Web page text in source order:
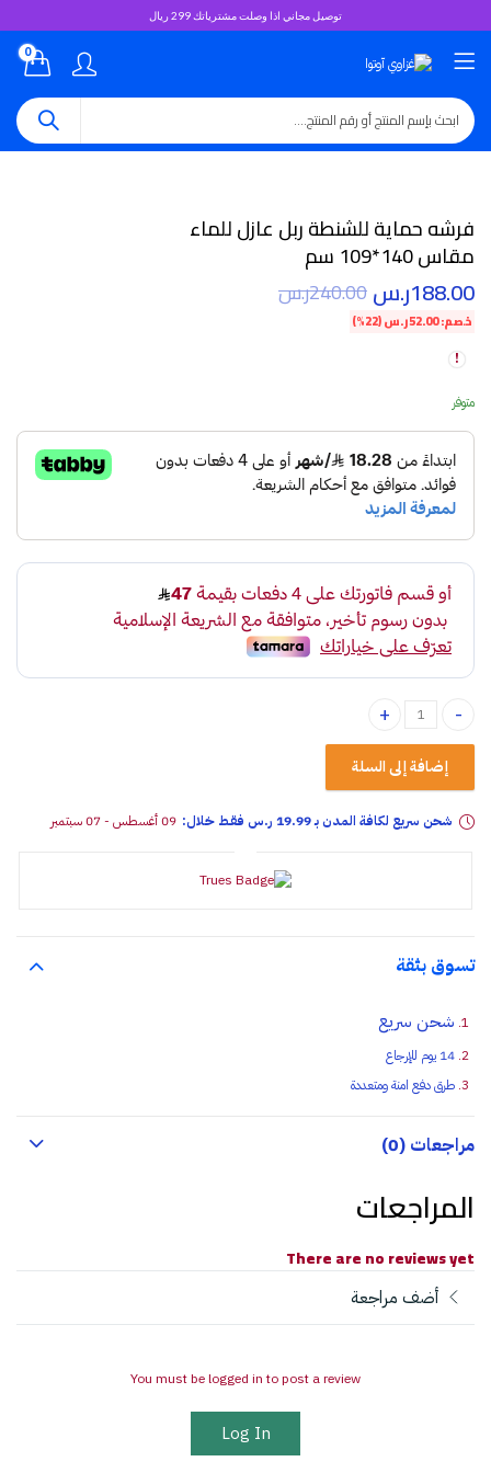
توصيل مجاني اذا وصلت مشترياتك 299 ريال
0
فرشه حماية للشنطة ربل عازل للماء
مقاس 140*109 سم
188.00ر.س240.00ر.س
خصم:52.00ر.س(22%)
متوفر
فرشه حماية للشنطة ربل عازل للماء مقاس 140*109 سم quantity
إضافة إلى السلة
شحن سريع لكافة المدن بـ 19.99 ر.س فقـط خلال: 09 أغسطس - 07 سبتمبر
تسوق بثقة
شحن سريع
14 يوم للإرجاع
طرق دفع امنة ومتعددة
مراجعات (0)
المراجعات
There are no reviews yet
أضف مراجعة
You must be logged in to post a review
Log In